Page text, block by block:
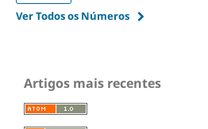
Ver Todos os Números
Artigos mais recentes